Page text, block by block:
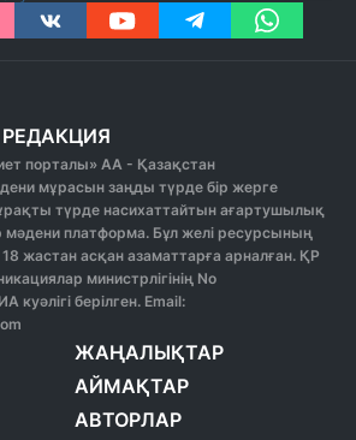
РЕДАКЦИЯ
порталы» АА - Қазақстан
мұрасын заңды түрде бір жерге
түрде насихаттайтын ағартушылық
мәдени платформа. Бұл желі ресурсының
жастан асқан азаматтарға арналған. ҚР
министрлігінің No
куәлігі берілген. Email:
ЖАҢАЛЫҚТАР
АЙМАҚТАР
АВТОРЛАР